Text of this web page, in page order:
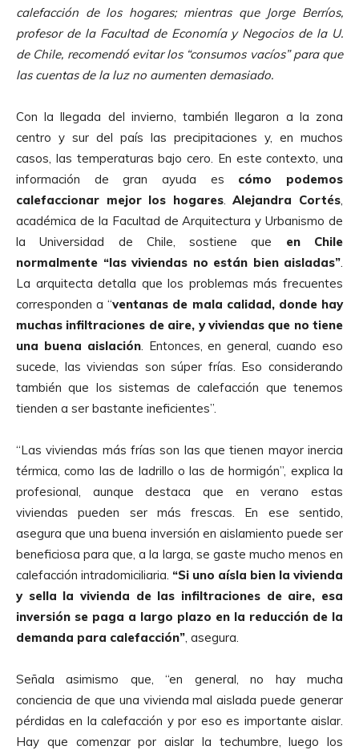
calefacción de los hogares; mientras que Jorge Berríos,
profesor de la Facultad de Economía y Negocios de la U.
de Chile, recomendó evitar los “consumos vacíos” para que
las cuentas de la luz no aumenten demasiado.
Con la llegada del invierno, también llegaron a la zona
centro y sur del país las precipitaciones y, en muchos
casos, las temperaturas bajo cero. En este contexto, una
información de gran ayuda es cómo
podemos
calefaccionar mejor los hogares.Alejandra Cortés
académica de la Facultad de Arquitectura y Urbanismo de
la Universidad de Chile, sostiene que en Chile
normalmente “las viviendas no están bien aisladas”
La arquitecta detalla que los problemas más frecuentes
corresponden a “ventanas de mala calidad, donde hay
muchas infiltraciones de aire, y viviendas que no tiene
una buena aislación. Entonces, en general, cuando eso
sucede, las viviendas son súper frías. Eso considerando
también que los sistemas de calefacción que tenemos
tienden a ser bastante ineficientes”.
“Las viviendas más frías son las que tienen mayor inercia
térmica, como las de ladrillo o las de hormigón”, explica la
profesional, aunque destaca que en verano estas
viviendas pueden ser más frescas. En ese sentido,
asegura que una buena inversión en aislamiento puede ser
beneficiosa para que, a la larga, se gaste mucho menos en
calefacción intradomiciliaria. “Si uno aísla bien la vivienda
y sella la vivienda de las infiltraciones de aire, esa
inversión se paga a largo plazo en la reducción de la
demanda para calefacción” , asegura.
Señala asimismo que, “en general, no hay mucha
conciencia de que una vivienda mal aislada puede generar
pérdidas en la calefacción y por eso es importante aislar.
Hay que comenzar por aislar la techumbre, luego los